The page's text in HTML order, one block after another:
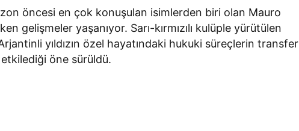
öncesi en çok konuşulan isimlerden biri olan Mauro
gelişmeler yaşanıyor. Sarı-kırmızılı kulüple yürütülen
yıldızın özel hayatındaki hukuki süreçlerin transfer
etkilediği öne sürüldü.